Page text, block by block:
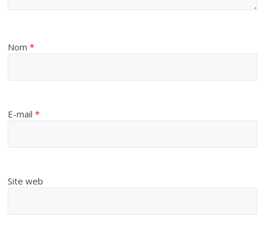
Nom*
E-mail*
Site web